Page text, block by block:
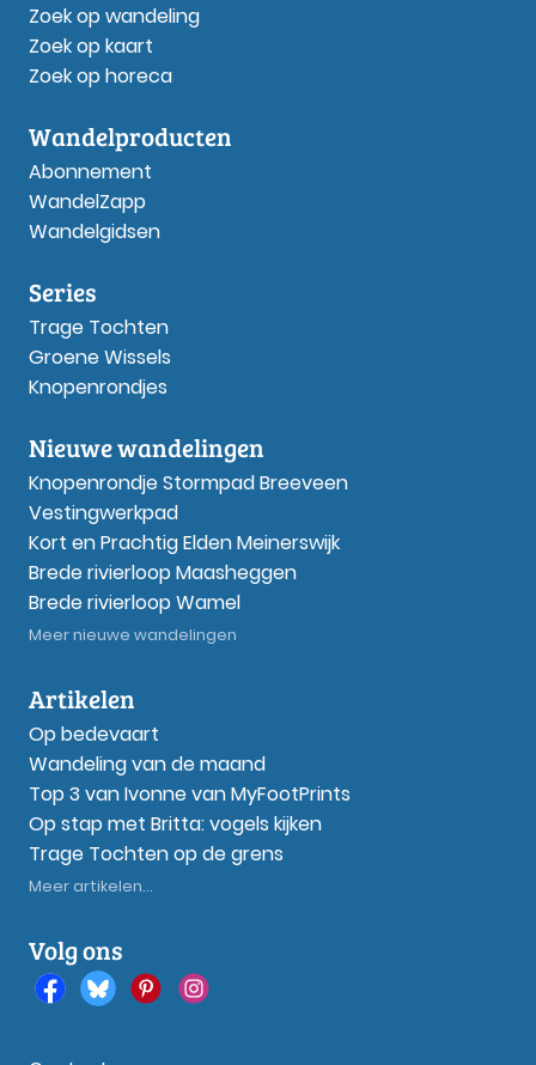
Zoek op wandeling
Zoek op kaart
Zoek op horeca
Wandelproducten
Abonnement
WandelZapp
Wandelgidsen
Series
Trage Tochten
Groene Wissels
Knopenrondjes
Nieuwe wandelingen
Knopenrondje Stormpad Breeveen
Vestingwerkpad
Kort en Prachtig Elden Meinerswijk
Brede rivierloop Maasheggen
Brede rivierloop Wamel
Meer nieuwe wandelingen
Artikelen
Op bedevaart
Wandeling van de maand
Top 3 van Ivonne van MyFootPrints
Op stap met Britta: vogels kijken
Trage Tochten op de grens
Meer artikelen...
Volg ons